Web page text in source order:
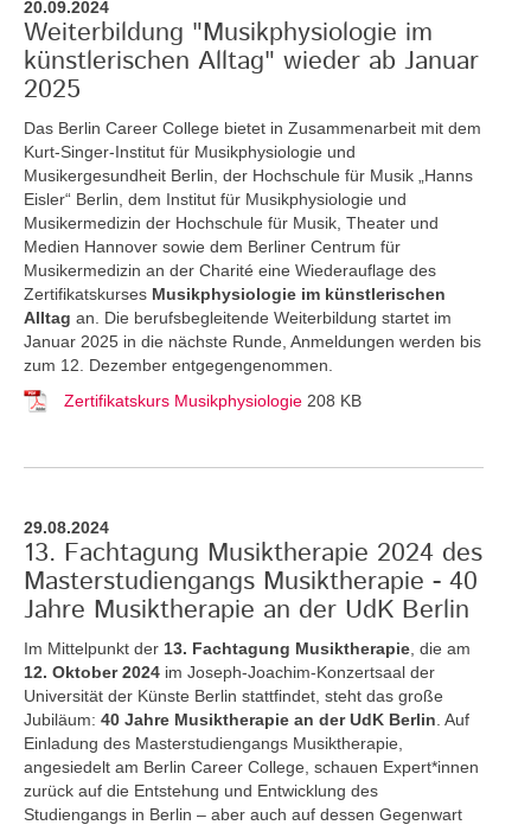
20.09.2024
Weiterbildung "Musikphysiologie im
künstlerischen Alltag" wieder ab Januar
2025
Das Berlin Career College bietet in Zusammenarbeit mit dem
Kurt-Singer-Institut für Musikphysiologie und
Musikergesundheit Berlin, der Hochschule für Musik „Hanns
Eisler“ Berlin, dem Institut für Musikphysiologie und
Musikermedizin der Hochschule für Musik, Theater und
Medien Hannover sowie dem Berliner Centrum für
Musikermedizin an der Charité eine Wiederauflage des
Zertifikatskurses Musikphysiologie im künstlerischen
Alltag an.
Die berufsbegleitende Weiterbildung startet im
Januar 2025 in die nächste Runde, Anmeldungen werden bis
zum 12. Dezember entgegengenommen.
Zertifikatskurs Musikphysiologie 208 KB
29.08.2024
13. Fachtagung Musiktherapie 2024 des
Masterstudiengangs Musiktherapie - 40
Jahre Musiktherapie an der UdK Berlin
Im Mittelpunkt der 13. Fachtagung Musiktherapie , die am
12. Oktober 2024 im Joseph-Joachim-Konzertsaal der
Universität der Künste Berlin stattfindet, steht das große
Jubiläum: 40 Jahre Musiktherapie an der UdK Berlin . Auf
Einladung des Masterstudiengangs Musiktherapie,
angesiedelt am Berlin Career College, schauen Expert*innen
zurück auf die Entstehung und Entwicklung des
Studiengangs in Berlin – aber auch auf dessen Gegenwart